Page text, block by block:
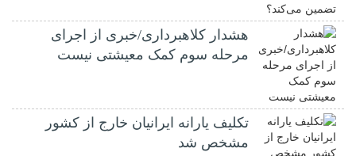
هشدار کلاهبرداری/خبری از اجرای
مرحله سوم کمک معیشتی نیست
تکلیف یارانه ایرانیان خارج از کشور
مشخص شد